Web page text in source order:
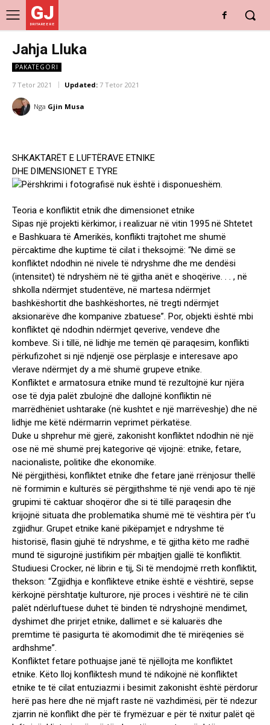
GJ
DRITARE E RE
Jahja Lluka
PAKATEGORI
7 Tetor 2021 Updated: 7 Tetor 2021
Nga Gjin Musa
SHKAKTARËT E LUFTËRAVE ETNIKE
DHE DIMENSIONET E TYRE
Teoria e konfliktit etnik dhe dimensionet etnike
Sipas një projekti kërkimor, i realizuar në vitin 1995 në Shtetet
e Bashkuara të Amerikës, konflikti trajtohet me shumë
përcaktime dhe kuptime të cilat i theksojmë: “Ne dimë se
konfliktet ndodhin në nivele të ndryshme dhe me dendësi
(intensitet) të ndryshëm në të gjitha anët e shoqërive. . . , në
shkolla ndërmjet studentëve, në martesa ndërmjet
bashkëshortit dhe bashkëshortes, në tregti ndërmjet
aksionarëve dhe kompanive zbatuese”. Por, objekti është mbi
konfliktet që ndodhin ndërmjet qeverive, vendeve dhe
kombeve. Si i tillë, në lidhje me temën që paraqesim, konflikti
përkufizohet si një ndjenjë ose përplasje e interesave apo
vlerave ndërmjet dy a më shumë grupeve etnike.
Konfliktet e armatosura etnike mund të rezultojnë kur njëra
ose të dyja palët zbulojnë dhe dallojnë konfliktin në
marrëdhëniet ushtarake (në kushtet e një marrëveshje) dhe në
lidhje me këtë ndërmarrin veprimet përkatëse.
Duke u shprehur më gjerë, zakonisht konfliktet ndodhin në një
ose në më shumë prej kategorive që vijojnë: etnike, fetare,
nacionaliste, politike dhe ekonomike.
Në përgjithësi, konfliktet etnike dhe fetare janë rrënjosur thellë
në formimin e kulturës së përgjithshme të një vendi apo të një
grupimi të caktuar shoqëror dhe si të tillë paraqesin dhe
krijojnë situata dhe problematika shumë më të vështira për t’u
zgjidhur. Grupet etnike kanë pikëpamjet e ndryshme të
historisë, flasin gjuhë të ndryshme, e të gjitha këto me radhë
mund të sigurojnë justifikim për mbajtjen gjallë të konfliktit.
Studiuesi Crocker, në librin e tij, Si të mendojmë rreth konfliktit,
thekson: “Zgjidhja e konflikteve etnike është e vështirë, sepse
kërkojnë përshtatje kulturore, një proces i vështirë në të cilin
palët ndërluftuese duhet të binden të ndryshojnë mendimet,
dyshimet dhe prirjet etnike, dallimet e së kaluarës dhe
premtime të pasigurta të akomodimit dhe të mirëqenies së
ardhshme”.
Konfliktet fetare pothuajse janë të njëllojta me konfliktet
etnike. Këto lloj konfliktesh mund të ndikojnë në konfliktet
etnike te të cilat entuziazmi i besimit zakonisht është përdorur
herë pas here dhe në mjaft raste në vazhdimësi, për të ndezur
zjarrin në konflikt dhe për të frymëzuar e për të nxitur palët që